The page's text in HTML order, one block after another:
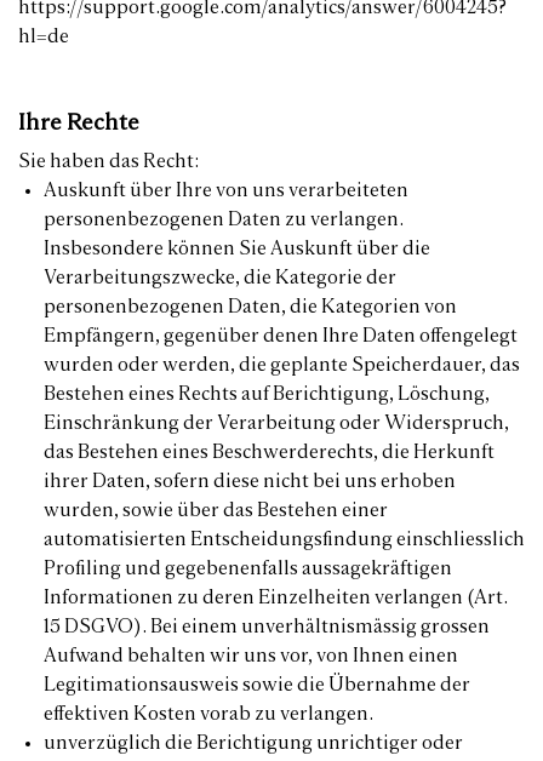
https://support.google.com/analytics/answer/6004245?
hl=de
Ihre Rechte
Sie haben das Recht:
Auskunft über Ihre von uns verarbeiteten
personenbezogenen Daten zu verlangen.
Insbesondere können Sie Auskunft über die
Verarbeitungszwecke, die Kategorie der
personenbezogenen Daten, die Kategorien von
Empfängern, gegenüber denen Ihre Daten offengelegt
wurden oder werden, die geplante Speicherdauer, das
Bestehen eines Rechts auf Berichtigung, Löschung,
Einschränkung der Verarbeitung oder Widerspruch,
das Bestehen eines Beschwerderechts, die Herkunft
ihrer Daten, sofern diese nicht bei uns erhoben
wurden, sowie über das Bestehen einer
automatisierten Entscheidungsfindung einschliesslich
Profiling und gegebenenfalls aussagekräftigen
Informationen zu deren Einzelheiten verlangen (Art.
15 DSGVO). Bei einem unverhältnismässig grossen
Aufwand behalten wir uns vor, von Ihnen einen
Legitimationsausweis sowie die Übernahme der
effektiven Kosten vorab zu verlangen.
unverzüglich die Berichtigung unrichtiger oder